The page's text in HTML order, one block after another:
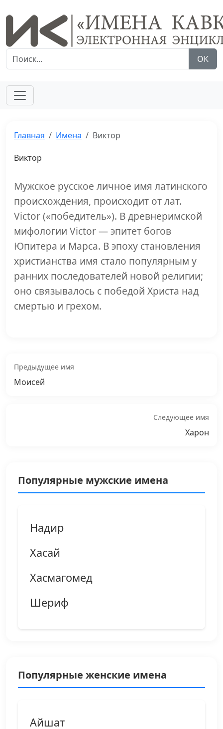
ОК
Главная Имена Виктор
Виктор
Мужское русское личное имя латинского
происхождения, происходит от лат.
Victor («победитель»). В древнеримской
мифологии Victor — эпитет богов
Юпитера и Марса. В эпоху становления
христианства имя стало популярным у
ранних последователей новой религии;
оно связывалось с победой Христа над
смертью и грехом.
Предыдущее имя
Моисей
Следующее имя
Харон
Популярные мужские имена
Надир
Хасай
Хасмагомед
Шериф
Популярные женские имена
Айшат